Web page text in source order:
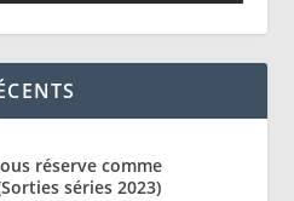
réserve comme
séries 2023)